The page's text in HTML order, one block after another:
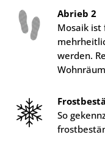
Abrieb 2
Mosaik ist
werden.
So